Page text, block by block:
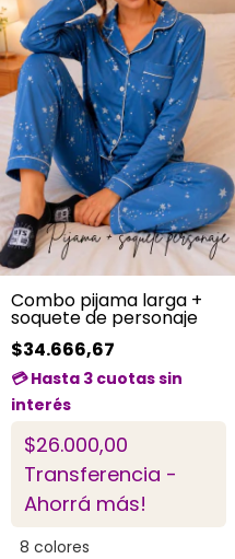
Combo pijama larga +
soquete de personaje
$34.666,67
$26.000,00
Transferencia -
Ahorrá más!
8 colores